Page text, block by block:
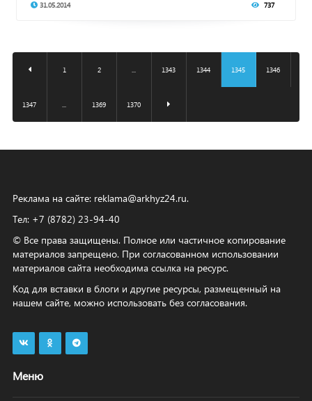
31.05.2014 737
1 2 1343 1344 1345 1346
1347 1369 1370
Реклама на сайте: reklama@arkhyz24.ru.
Тел: +7 (8782) 23‑94‑40
© Все права защищены. Полное или частичное копирование
материалов запрещено. При согласованном использовании
материалов сайта необходима ссылка на ресурс.
Код для вставки в блоги и другие ресурсы, размещенный на
нашем сайте, можно использовать без согласования.
Меню